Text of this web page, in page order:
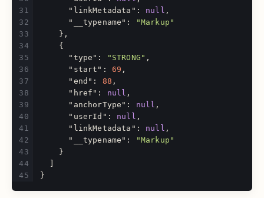
"linkMetadata" : null ,
"__typename" :
"Markup"
},
{
"type" : "STRONG" ,
"start" : 69 ,
"end" : 88 ,
"href" : null ,
"anchorType" : null ,
"userId" : null ,
"linkMetadata" : null ,
"__typename" :
"Markup"
}
]
}